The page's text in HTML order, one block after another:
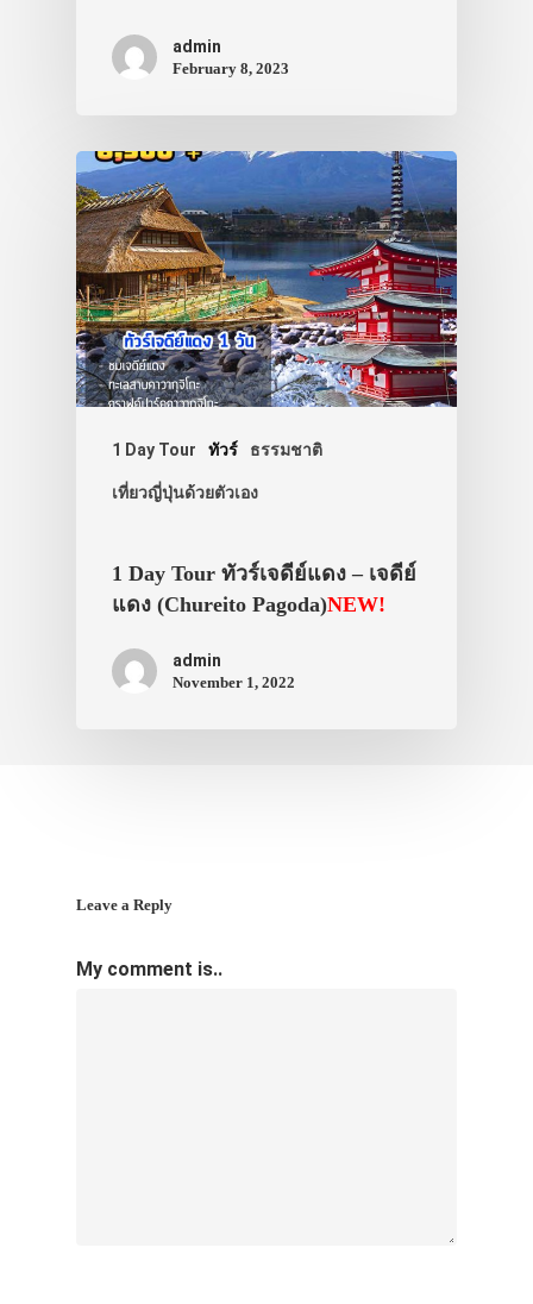
admin
February 8, 2023
1 Day Tour ทัวร์ ธรรมชาติ
เที่ยวญี่ปุ่นด้วยตัวเอง
1 Day Tour ทัวร์เจดีย์แดง – เจดีย์
แดง (Chureito Pagoda)NEW!
admin
November 1, 2022
Leave a Reply
My comment is..